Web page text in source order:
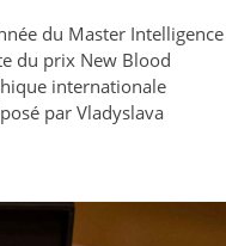
du Master Intelligence
du prix New Blood
internationale
par Vladyslava